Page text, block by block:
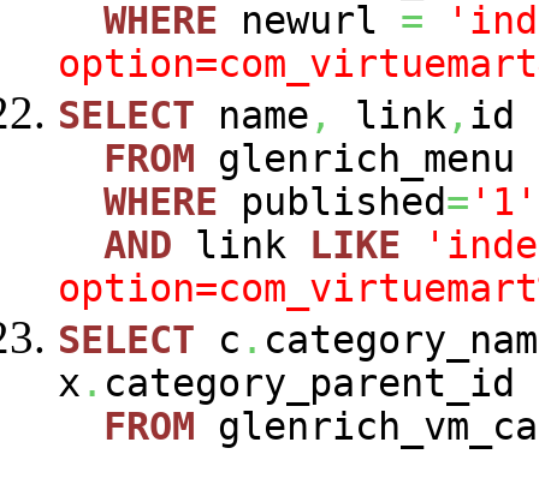
WHERE newurl =
SELECT name , link, id
FROM glenrich_menu
WHERE published= '1'
AND link LIKE
SELECT c .
x . category_parent_id
FROM